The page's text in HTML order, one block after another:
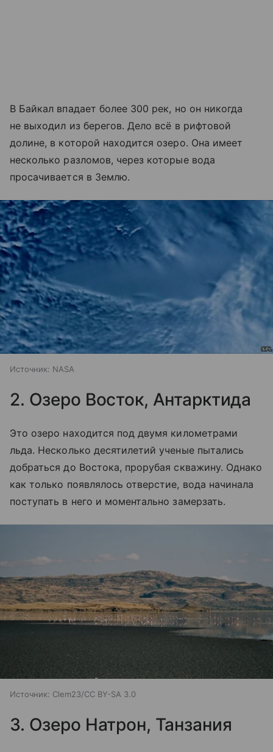
В Байкал впадает более 300 рек, но он никогда
не выходил из берегов. Дело всё в рифтовой
долине, в которой находится озеро. Она имеет
несколько разломов, через которые вода
просачивается в Землю.
Источник: NASA
2. Озеро Восток, Антарктида
Это озеро находится под двумя километрами
льда. Несколько десятилетий ученые пытались
добраться до Востока, прорубая скважину. Однако
как только появлялось отверстие, вода начинала
поступать в него и моментально замерзать.
Источник: Clem23/CC BY-SA 3.0
3. Озеро Натрон, Танзания